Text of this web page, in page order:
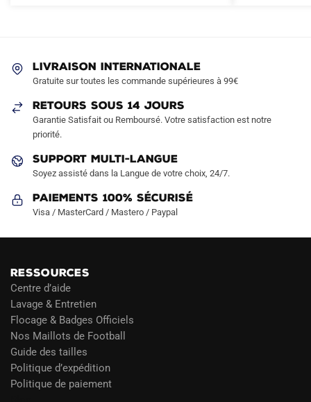
être
choisies
sur
page
produit
la
LIVRAISON INTERNATIONALE
Gratuite sur toutes les commande supérieures à 99€
RETOURS SOUS 14 JOURS
Garantie Satisfait ou Remboursé. Votre satisfaction est notre
priorité.
SUPPORT MULTI-LANGUE
Soyez assisté dans la Langue de votre choix, 24/7.
Paiements 100% Sécurisé
Visa / MasterCard / Mastero / Paypal
RESSOURCES
Centre d’aide
Lavage & Entretien
Flocage & Badges Officiels
Nos Maillots de Football
Guide des tailles
Politique d’expédition
Politique de paiement